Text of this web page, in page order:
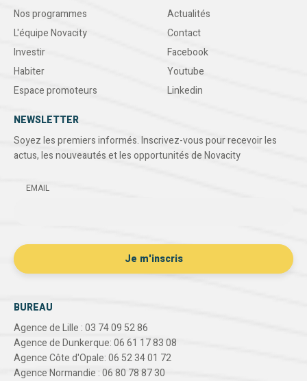
Nos programmes
L'équipe Novacity
Investir
Habiter
Espace promoteurs
Actualités
Contact
Facebook
Youtube
Linkedin
NEWSLETTER
Soyez les premiers informés. Inscrivez-vous pour recevoir les
actus, les nouveautés et les opportunités de Novacity
EMAIL
BUREAU
Agence de Lille : 03 74 09 52 86
Agence de Dunkerque: 06 61 17 83 08
Agence Côte d'Opale: 06 52 34 01 72
Agence Normandie : 06 80 78 87 30